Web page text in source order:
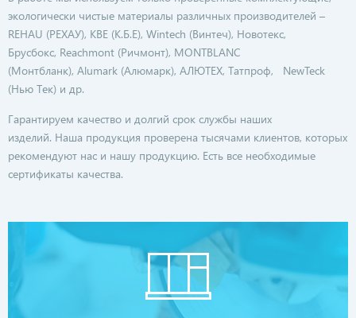
экологически чистые материалы различных производителей –
REHAU (РЕХАУ), KBE (К.Б.Е), Wintech (Винтеч), Новотекс,
Брусбокс, Reachmont (Ричмонт), MONTBLANC
(Монтбланк), Alumark (Алюмарк), АЛЮТЕХ, Татпроф, NewTeck
(Нью Тек) и др.
Гарантируем качество и долгий срок службы наших
изделий. Наша продукция проверена тысячами клиентов, которых
рекомендуют нас и нашу продукцию. Есть все необходимые
сертификаты качества.